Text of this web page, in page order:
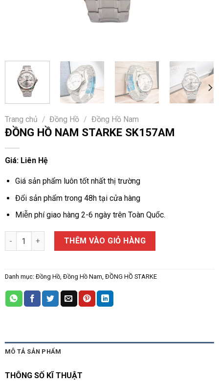
Trang chủ / Đồng Hồ / Đồng Hồ Nam
ĐỒNG HỒ NAM STARKE SK157AM
Giá: Liên Hệ
Giá sản phẩm luôn tốt nhất thị trường
Đổi sản phẩm trong 48h tại cửa hàng
Miễn phí giao hàng 2-6 ngày trên Toàn Quốc.
ĐỒNG HỒ NAM STARKE SK157AM số lượng
THÊM VÀO GIỎ HÀNG
Danh mục: Đồng Hồ, Đồng Hồ Nam, ĐỒNG HỒ STARKE
MÔ TẢ SẢN PHẨM
THÔNG SỐ KĨ THUẬT